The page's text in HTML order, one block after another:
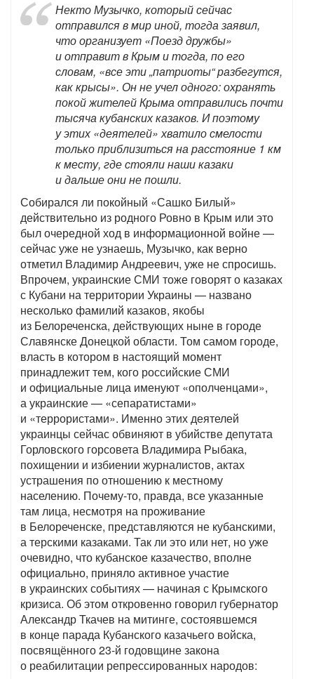
Некто Музычко, который сейчас
отправился в мир иной, тогда заявил,
что организует «Поезд дружбы»
и отправит в Крым и тогда, по его
словам, «все эти „патриоты“ разбегутся,
как крысы». Он не учел одного: охранять
покой жителей Крыма отправились почти
тысяча кубанских казаков. И поэтому
у этих «деятелей» хватило смелости
только приблизиться на расстояние 1 км
к месту, где стояли наши казаки
и дальше они не пошли.
Собирался ли покойный «Сашко Билый»
действительно из родного Ровно в Крым или это
был очередной ход в информационной войне —
сейчас уже не узнаешь, Музычко, как верно
отметил Владимир Андреевич, уже не спросишь.
Впрочем, украинские СМИ тоже говорят о казаках
с Кубани на территории Украины — названо
несколько фамилий казаков, якобы
из Белореченска, действующих ныне в городе
Славянске Донецкой области. Том самом городе,
власть в котором в настоящий момент
принадлежит тем, кого российские СМИ
и официальные лица именуют «ополченцами»,
а украинские — «сепаратистами»
и «террористами». Именно этих деятелей
украинцы сейчас обвиняют в убийстве депутата
Горловского горсовета Владимира Рыбака,
похищении и избиении журналистов, актах
устрашения по отношению к местному
населению. Почему-то, правда, все указанные
там лица, несмотря на проживание
в Белореченске, представляются не кубанскими,
а терскими казаками. Так ли это или нет, но уже
очевидно, что кубанское казачество, вполне
официально, приняло активное участие
в украинских событиях — начиная с Крымского
кризиса. Об этом откровенно говорил губернатор
Александр Ткачев на митинге, состоявшемся
в конце парада Кубанского казачьего войска,
посвящённого 23-й годовщине закона
о реабилитации репрессированных народов: